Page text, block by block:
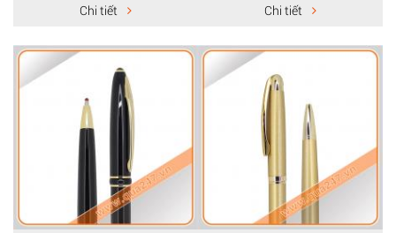
Chi tiết Chi tiết